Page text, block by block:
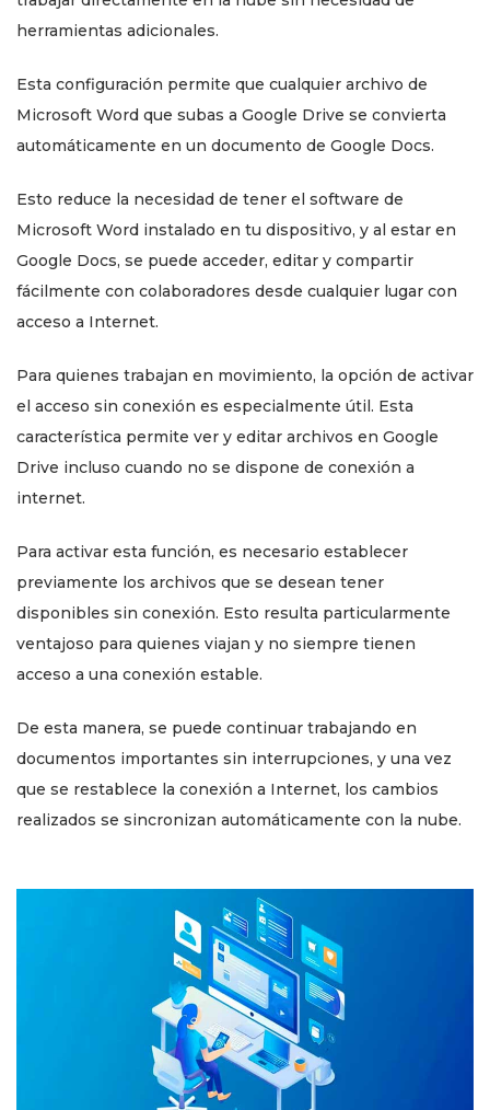
herramientas adicionales.
Esta configuración permite que cualquier archivo de
Microsoft Word que subas a Google Drive se convierta
automáticamente en un documento de Google Docs.
Esto reduce la necesidad de tener el software de
Microsoft Word instalado en tu dispositivo, y al estar en
Google Docs, se puede acceder, editar y compartir
fácilmente con colaboradores desde cualquier lugar con
acceso a Internet.
Para quienes trabajan en movimiento, la opción de activar
el acceso sin conexión es especialmente útil. Esta
característica permite ver y editar archivos en Google
Drive incluso cuando no se dispone de conexión a
internet.
Para activar esta función, es necesario establecer
previamente los archivos que se desean tener
disponibles sin conexión. Esto resulta particularmente
ventajoso para quienes viajan y no siempre tienen
acceso a una conexión estable.
De esta manera, se puede continuar trabajando en
documentos importantes sin interrupciones, y una vez
que se restablece la conexión a Internet, los cambios
realizados se sincronizan automáticamente con la nube.